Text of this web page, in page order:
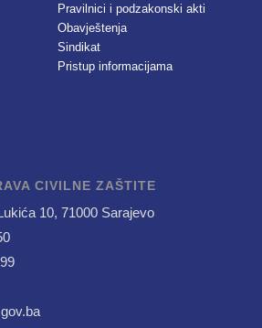
Pravilnici i podzakonski akti
Obavještenja
Sindikat
Pristup informacijama
CIVILNE ZAŠTITE
10, 71000 Sarajevo